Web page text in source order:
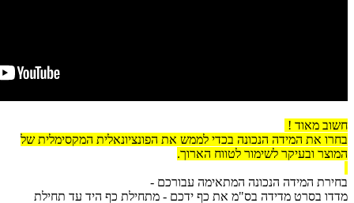
חשוב מאוד !
בחרו את המידה הנכונה בכדי לממש את הפונציונאלית המקסימלית של
המוצר ובעיקר לשימור לטווח הארוך.
בחירת המידה הנכונה המתאימה עבורכם -
מדדו בסרט מדידה בס"מ את כף ידכם - מתחילת כף היד עד תחילת